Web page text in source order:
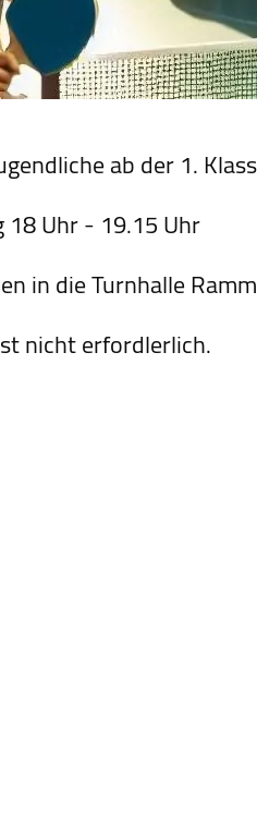
ab der 1.
18 Uhr - 19.15 Uhr
in die Turnhalle
nicht erfordlerlich.